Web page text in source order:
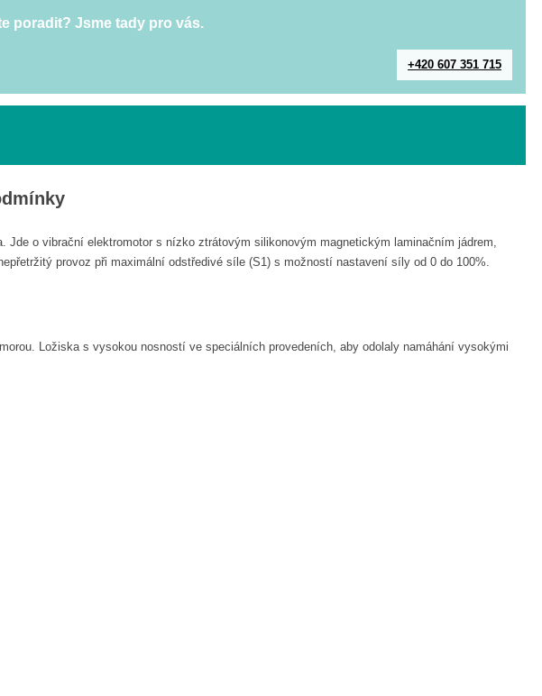
poradit? Jsme tady pro vás.
+420 607 351 715
o vibrační elektromotor s nízko ztrátovým silikonovým magnetickým laminačním jádrem,
provoz při maximální odstředivé síle (S1) s možností nastavení síly od 0 do 100%.
Ložiska s vysokou nosností ve speciálních provedeních, aby odolaly namáhání vysokými